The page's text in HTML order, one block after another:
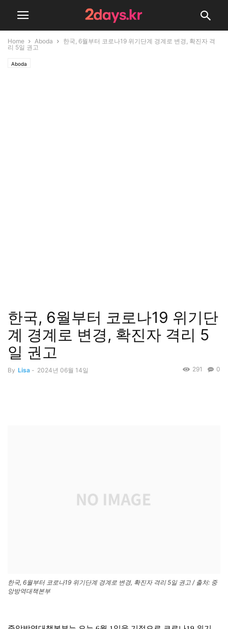
Home Aboda
한국, 6월부터 코로나19 위기단계 경계로 변경, 확진자 격
리 5일 권고
Aboda
한국, 6월부터 코로나19 위기단
계 경계로 변경, 확진자 격리 5
일 권고
By Lisa - 2024년 06월 14일 0
291
한국, 6월부터 코로나19 위기단계 경계로 변경, 확진자 격리 5일 권고 / 출처: 중
앙방역대책본부